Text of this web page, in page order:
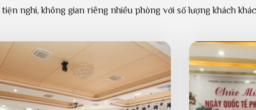
Chi tiết